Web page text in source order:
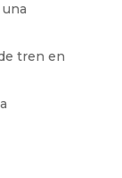
tren en